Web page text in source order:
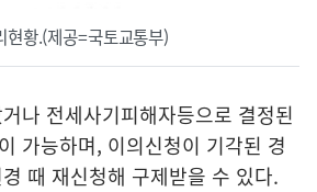
현황.(제공=국토교통부)
나 전세사기피해자등으로 결정된
가능하며, 이의신청이 기각된 경
때 재신청해 구제받을 수 있다.